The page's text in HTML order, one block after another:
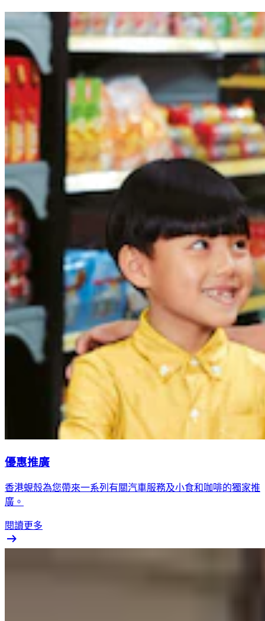
優惠推廣
香港蜆殼為您帶來一系列有關汽車服務及小食和咖啡的獨家推
廣。
閱讀更多